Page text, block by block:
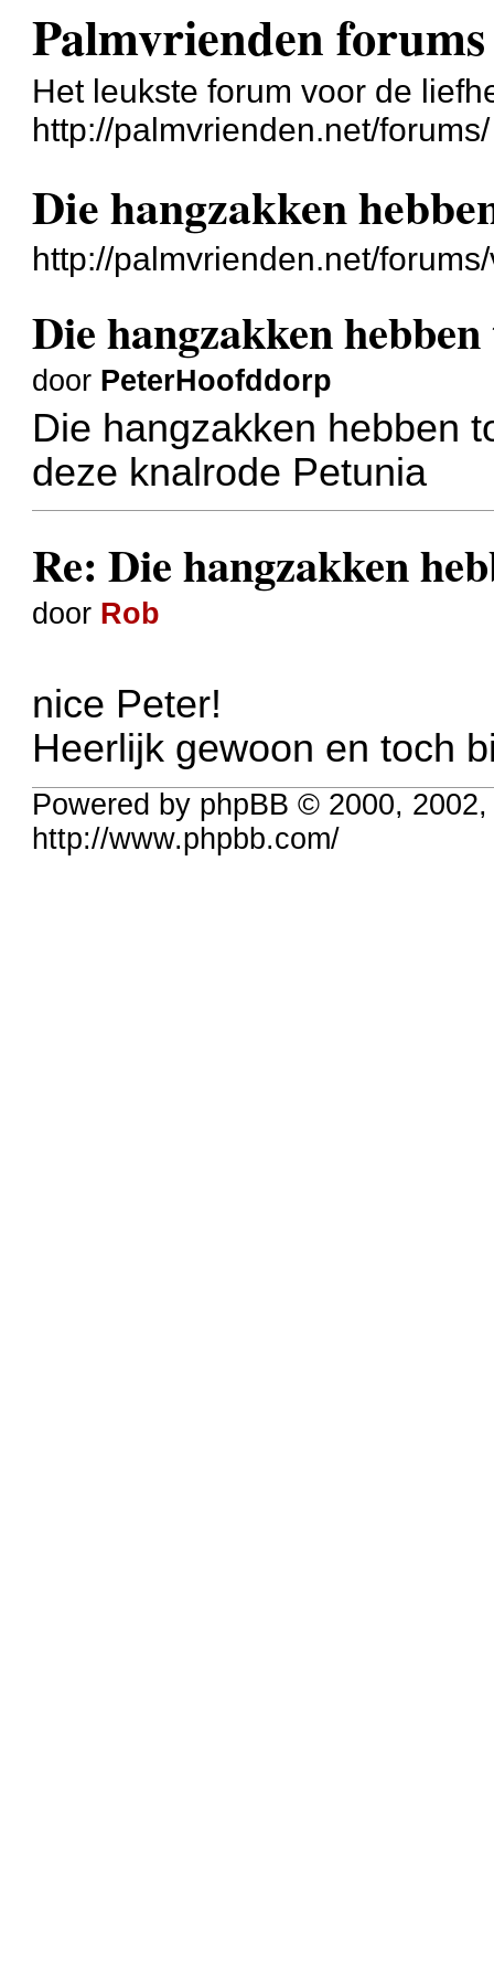
Palmvrienden forums
Het leukste forum voor de
http://palmvrienden.net/forums/
Die hangzakken
http://palmvrienden.net/
Die hangzakken
door PeterHoofddorp
Die hangzakken hebben
deze knalrode Petunia
Re: Die hangzakken
door Rob
nice Peter!
Heerlijk gewoon en toch
Powered by phpBB © 2000,
http://www.phpbb.com/